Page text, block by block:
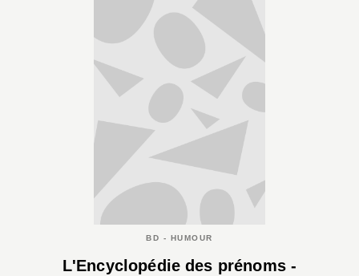
BD - HUMOUR
L'Encyclopédie des prénoms -